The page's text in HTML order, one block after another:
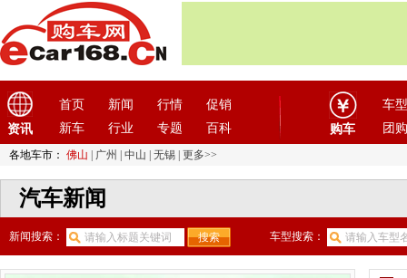
资讯
首页 新闻 行情
促销
新车
行业 专题 百科 购车
车型
团购
各地车市： 佛山 广州 中山 无锡 更多>>
汽车新闻
新闻搜索： 车型搜索：